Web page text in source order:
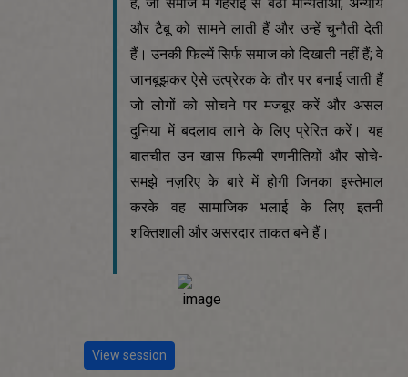
और टैबू को सामने लाती हैं और उन्हें चुनौती देती
हैं। उनकी फिल्में सिर्फ समाज को दिखाती नहीं हैं; वे
जानबूझकर ऐसे उत्प्रेरक के तौर पर बनाई जाती हैं
जो लोगों को सोचने पर मजबूर करें और असल
दुनिया में बदलाव लाने के लिए प्रेरित करें। यह
बातचीत उन खास फिल्मी रणनीतियों और सोचे-
समझे नज़रिए के बारे में होगी जिनका इस्तेमाल
करके वह सामाजिक भलाई के लिए इतनी
शक्तिशाली और असरदार ताकत बने हैं।
View session